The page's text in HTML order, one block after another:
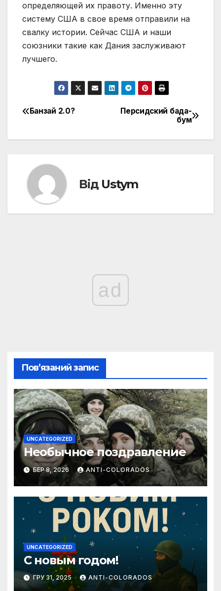
определяющей их правоту. Именно эту
систему США в свое время отправили на
свалку истории. Сейчас США и наши
союзники такие как Дания заслуживают
лучшего.
Навігація
записів
Персидский бада-
бум
Банзай 2.0?
Від Ustym
ad
Пов’язаний запис
UNCATEGORIZED
Необычное поздравление
БЕР 8, 2026 ANTI-COLORADOS
UNCATEGORIZED
С новым годом!
ГРУ 31, 2025 ANTI-COLORADOS